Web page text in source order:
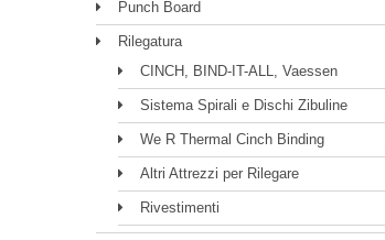
Punch Board
Rilegatura
CINCH, BIND-IT-ALL, Vaessen
Sistema Spirali e Dischi Zibuline
We R Thermal Cinch Binding
Altri Attrezzi per Rilegare
Rivestimenti